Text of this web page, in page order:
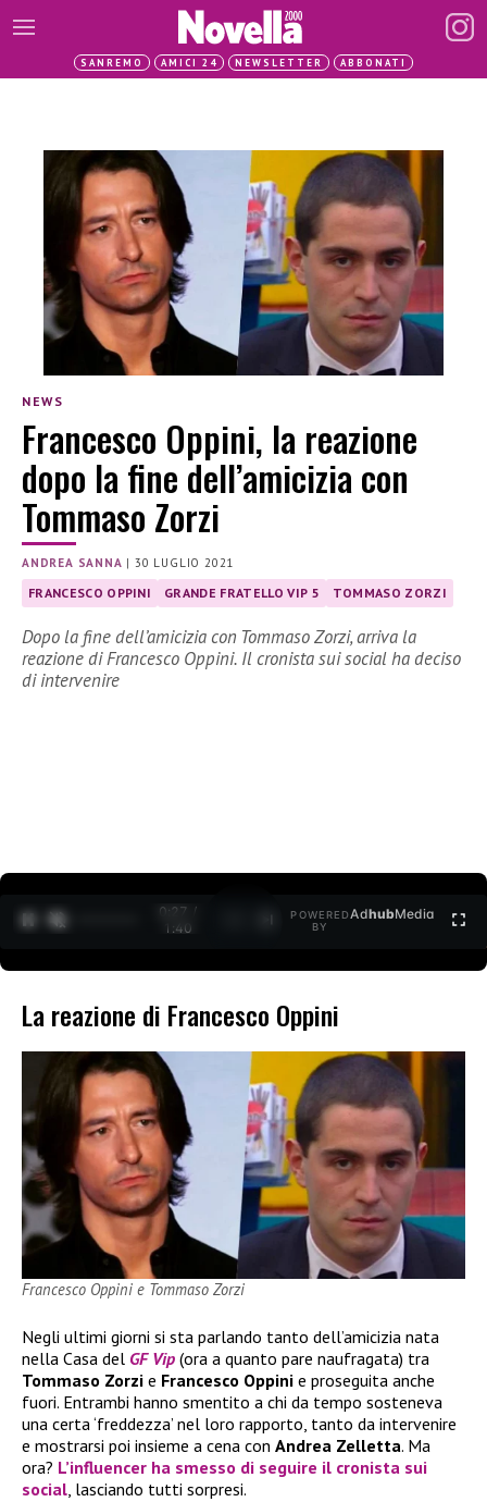
SANREMO AMICI 24 NEWSLETTER ABBONATI
NEWS
Francesco Oppini, la reazione
dopo la fine dell’amicizia con
Tommaso Zorzi
ANDREA SANNA |30 LUGLIO 2021
FRANCESCO OPPINI GRANDE FRATELLO VIP 5 TOMMASO ZORZI
Dopo la fine dell’amicizia con Tommaso Zorzi, arriva la
reazione di Francesco Oppini. Il cronista sui social ha deciso
di intervenire
0:28 /
1:40
POWERED
BY
AdhubMedia
La reazione di Francesco Oppini
Francesco Oppini e Tommaso Zorzi
Negli ultimi giorni si sta parlando tanto dell’amicizia nata
nella Casa del GF Vip (ora a quanto pare naufragata) tra
Tommaso Zorzi e Francesco Oppini e proseguita anche
fuori. Entrambi hanno smentito a chi da tempo sosteneva
una certa ‘freddezza’ nel loro rapporto, tanto da intervenire
e mostrarsi poi insieme a cena con Andrea Zelletta. Ma
ora? L’influencer ha smesso di seguire il cronista sui
social, lasciando tutti sorpresi.